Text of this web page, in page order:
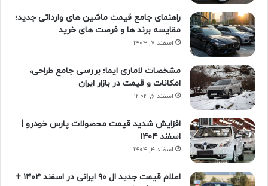
راهنمای جامع قیمت ماشین های وارداتی جدید؛
مقایسه برند ها و فرصت های خرید
اسفند ۷, ۱۴۰۴
مشخصات لاماری ایما؛ بررسی جامع طراحی،
امکانات و قیمت در بازار ایران
اسفند ۶, ۱۴۰۴
افزایش شدید قیمت محصولات پارس خودرو |
اسفند ۱۴۰۴
اسفند ۴, ۱۴۰۴
اعلام قیمت جدید ال ۹۰ ایرانی در اسفند ۱۴۰۴ +